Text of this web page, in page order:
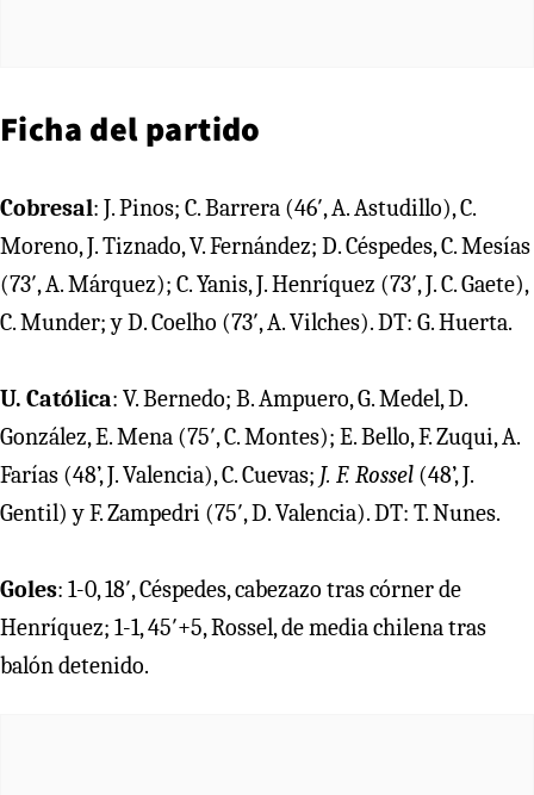
Ficha del partido
Cobresal: J. Pinos; C. Barrera (46′, A. Astudillo), C.
Moreno, J. Tiznado, V. Fernández; D. Céspedes, C. Mesías
(73′, A. Márquez); C. Yanis, J. Henríquez (73′, J. C. Gaete),
C. Munder; y D. Coelho (73′, A. Vilches). DT: G. Huerta.
U. Católica: V. Bernedo; B. Ampuero, G. Medel, D.
González, E. Mena (75′, C. Montes); E. Bello, F. Zuqui, A.
Farías (48’, J. Valencia), C. Cuevas; J. F. Rossel (48’, J.
Gentil) y F. Zampedri (75′, D. Valencia). DT: T. Nunes.
Goles: 1-0, 18′, Céspedes, cabezazo tras córner de
Henríquez; 1-1, 45′+5, Rossel, de media chilena tras
balón detenido.